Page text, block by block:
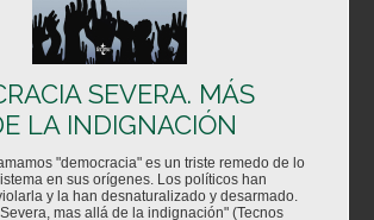
SEVERA. MÁS
LA INDIGNACIÓN
"democracia" es un triste remedo de lo
en sus orígenes. Los políticos han
y la han desnaturalizado y desarmado.
mas allá de la indignación" (Tecnos